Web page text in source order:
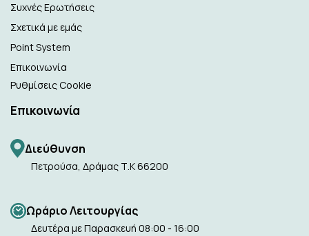
Συχνές Ερωτήσεις
Σχετικά με εμάς
Point System
Επικοινωνία
Ρυθμίσεις Cookie
Επικοινωνία
Διεύθυνση
Πετρούσα, Δράμας Τ.Κ 66200
Ωράριο Λειτουργίας
Δευτέρα με Παρασκευή 08:00 - 16:00